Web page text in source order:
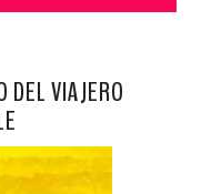
DEL VIAJERO